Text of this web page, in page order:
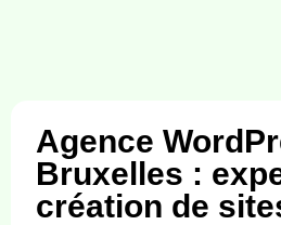
Agence
Bruxelles :
création de